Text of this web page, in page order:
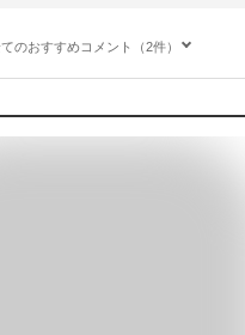
のおすすめコメント（2件）